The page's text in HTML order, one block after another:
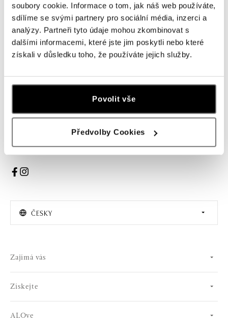
soubory cookie. Informace o tom, jak náš web používáte,
sdílíme se svými partnery pro sociální média, inzerci a
analýzy. Partneři tyto údaje mohou zkombinovat s
dalšími informacemi, které jste jim poskytli nebo které
získali v důsledku toho, že používáte jejich služby.
Povolit vše
Předvolby Cookies
Přihlaste se k odběru newsletteru
Žena
Muž
ČESKY
Zajímá vás
Získejte
ALOve